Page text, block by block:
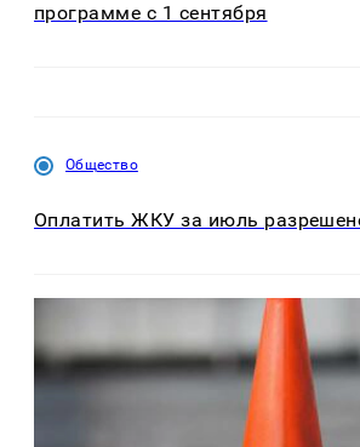
программе с 1 сентября
Общество
Оплатить ЖКУ за июль